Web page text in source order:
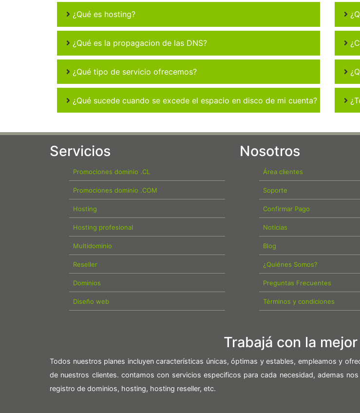
¿Qué es hosting?
¿Qué es la propagacion de las DNS?
¿Qué tipo de servicio ofrecemos?
¿Qué sucede cuando se excede el espacio en disco de mi cuenta?
Servicios
Promociones dominio .CL
Promociones dominio .COM
Hosting
Hosting profesional
Multidominio
Reseller
Dominios
Diseño web
Nosotros
Área clientes
Soporte
Confirmar Pago
Noticias
Blog
¿Quiénes Somos?
Preguntas Frecuentes
Términos y condiciones
Trabajá con la
Todos nuestros planes incluyen características únicas, óptimas y estables, empleamos y
de nuestros clientes. contamos con servicios especificos para cada necesidad, ademas
registro de dominios, hosting, hosting reseller, etc.